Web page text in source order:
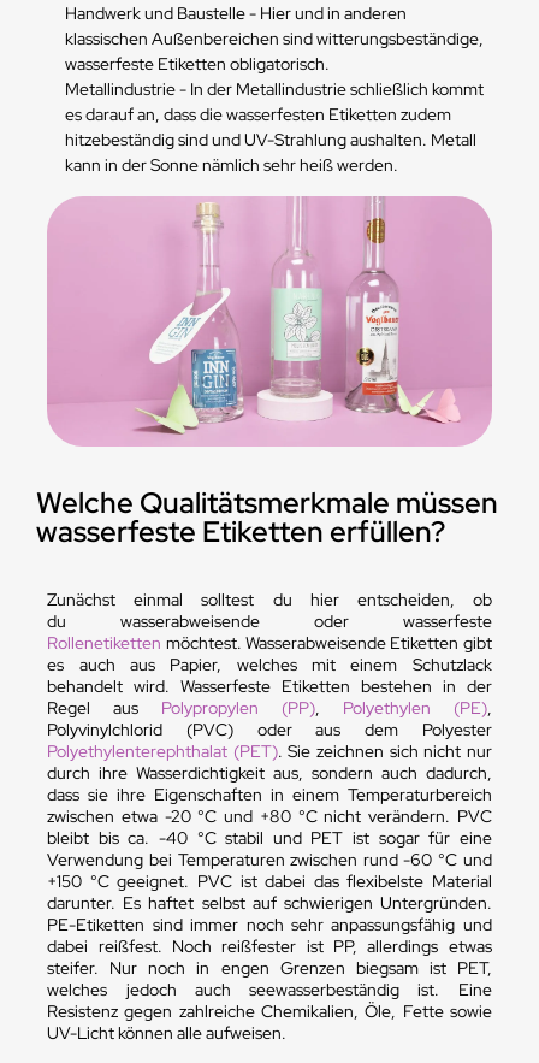
Handwerk und Baustelle - Hier und in anderen
klassischen Außenbereichen sind witterungsbeständige,
wasserfeste Etiketten obligatorisch.
Metallindustrie - In der Metallindustrie schließlich kommt
es darauf an, dass die wasserfesten Etiketten zudem
hitzebeständig sind und UV-Strahlung aushalten. Metall
kann in der Sonne nämlich sehr heiß werden.
Welche Qualitätsmerkmale müssen
wasserfeste Etiketten erfüllen?
Zunächst einmal solltest du hier entscheiden, ob
du wasserabweisende oder wasserfeste
Rollenetiketten möchtest. Wasserabweisende Etiketten gibt
es auch aus Papier, welches mit einem Schutzlack
behandelt wird. Wasserfeste Etiketten bestehen in der
Regel aus Polypropylen (PP), Polyethylen (PE),
Polyvinylchlorid (PVC) oder aus dem Polyester
Polyethylenterephthalat (PET). Sie zeichnen sich nicht nur
durch ihre Wasserdichtigkeit aus, sondern auch dadurch,
dass sie ihre Eigenschaften in einem Temperaturbereich
zwischen etwa -20 °C und +80 °C nicht verändern. PVC
bleibt bis ca. -40 °C stabil und PET ist sogar für eine
Verwendung bei Temperaturen zwischen rund -60 °C und
+150 °C geeignet. PVC ist dabei das flexibelste Material
darunter. Es haftet selbst auf schwierigen Untergründen.
PE-Etiketten sind immer noch sehr anpassungsfähig und
dabei reißfest. Noch reißfester ist PP, allerdings etwas
steifer. Nur noch in engen Grenzen biegsam ist PET,
welches jedoch auch seewasserbeständig ist. Eine
Resistenz gegen zahlreiche Chemikalien, Öle, Fette sowie
UV-Licht können alle aufweisen.